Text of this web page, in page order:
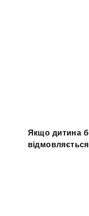
Якщо дитина